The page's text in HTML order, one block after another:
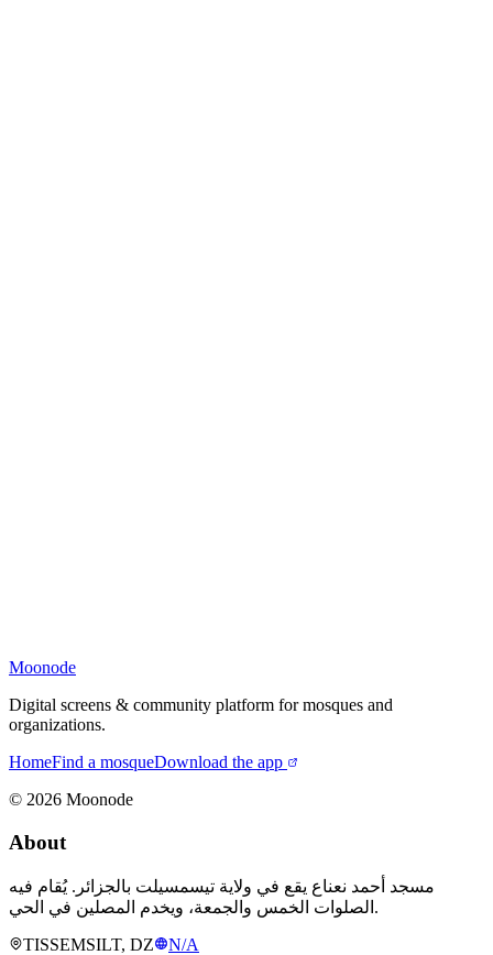
Moonode
Digital screens & community platform for mosques and
organizations.
HomeFind a mosqueDownload the app
© 2026 Moonode
About
مسجد أحمد نعناع يقع في ولاية تيسمسيلت بالجزائر. يُقام فيه
الصلوات الخمس والجمعة، ويخدم المصلين في الحي.
TISSEMSILT, DZ
N/A